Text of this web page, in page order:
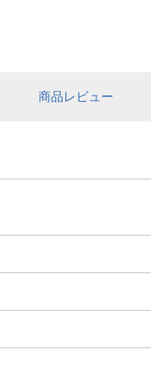
商品レビュー